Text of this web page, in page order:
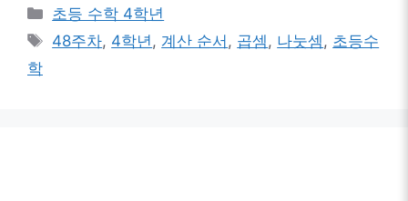
카
테
초등 수학 4학년
태
48주차, 4학년, 계산 순서 , 곱셈, 나눗셈, 초등수
학